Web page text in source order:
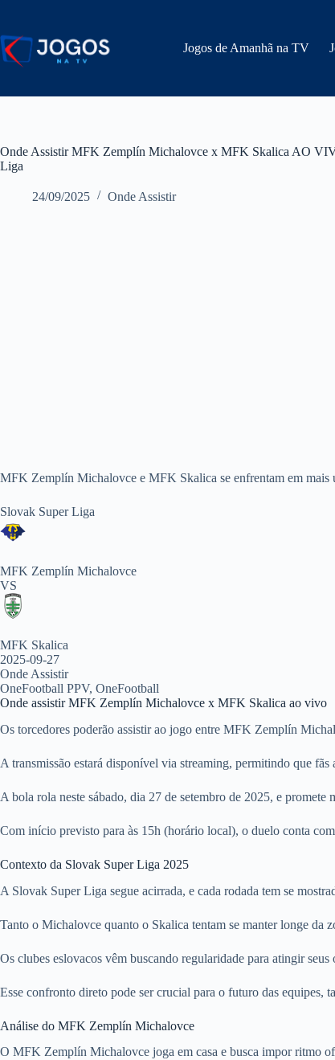
o
conteúdo
Jogos de Amanhã na TV
Onde Assistir MFK Zemplín Michalovce x MFK Skalica AO
Liga
24/09/2025 Onde Assistir
MFK Zemplín Michalovce e MFK Skalica se enfrentam em
Slovak Super Liga
MFK Zemplín Michalovce
VS
MFK Skalica
2025-09-27
Onde Assistir
OneFootball PPV, OneFootball
Onde assistir MFK Zemplín Michalovce x MFK Skalica ao vivo
Os torcedores poderão assistir ao jogo entre MFK Zemplín
A transmissão estará disponível via streaming, permitindo que
A bola rola neste sábado, dia 27 de setembro de 2025, e
Com início previsto para às 15h (horário local), o duelo conta
Contexto da Slovak Super Liga 2025
A Slovak Super Liga segue acirrada, e cada rodada tem se
Tanto o Michalovce quanto o Skalica tentam se manter longe da
Os clubes eslovacos vêm buscando regularidade para atingir
Esse confronto direto pode ser crucial para o futuro das equipes,
Análise do MFK Zemplín Michalovce
O MFK Zemplín Michalovce joga em casa e busca impor ritmo